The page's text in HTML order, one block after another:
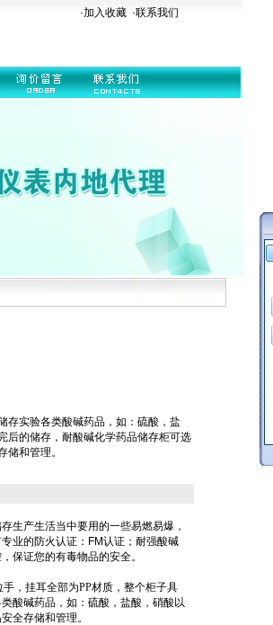
·加入收藏 ·联系我们
存实验各类酸碱药品，如：硫酸，盐
后的储存，耐酸碱化学药品储存柜可选
储和管理。
生产生活当中要用的一些易燃易爆，
业的防火认证： FM认证； 耐强酸碱
，保证您的有毒物品的安全。
，挂耳全部为PP材质，整个柜子具
酸碱药品，如：硫酸，盐酸，硝酸以
全存储和管理。